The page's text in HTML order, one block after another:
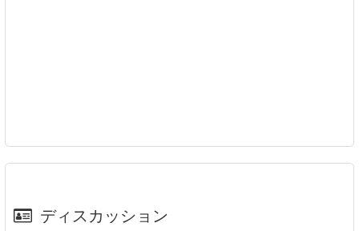
ディスカッション